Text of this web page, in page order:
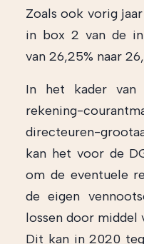
Zoals ook vorig
in box 2 van de
van 26,25% naar
In het kader van
rekening-
directeuren-
kan het voor de
om de eventuele
de eigen
lossen door middel
Dit kan in 2020